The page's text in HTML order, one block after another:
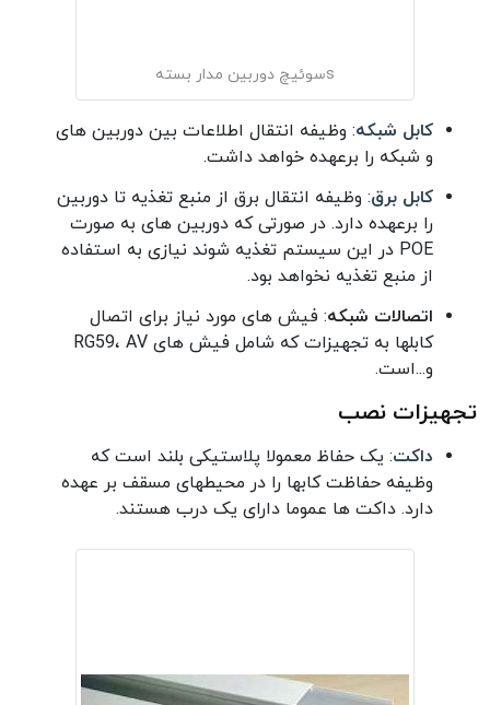
sسوئیچ دوربین مدار بسته
کابل شبکه: وظیفه انتقال اطلاعات بین دوربین های
و شبکه را برعهده خواهد داشت.
کابل برق: وظیفه انتقال برق از منبع تغذیه تا دوربین
را برعهده دارد. در صورتی که دوربین های به صورت
POE در این سیستم تغذیه شوند نیازی به استفاده
از منبع تغذیه نخواهد بود.
اتصالات شبکه: فیش های مورد نیاز برای اتصال
کابلها به تجهیزات که شامل فیش های RG59، AV
و...است.
تجهیزات نصب
داکت: یک حفاظ معمولا پلاستیکی بلند است که
وظیفه حفاظت کابها را در محیطهای مسقف بر عهده
دارد. داکت ها عموما دارای یک درب هستند.